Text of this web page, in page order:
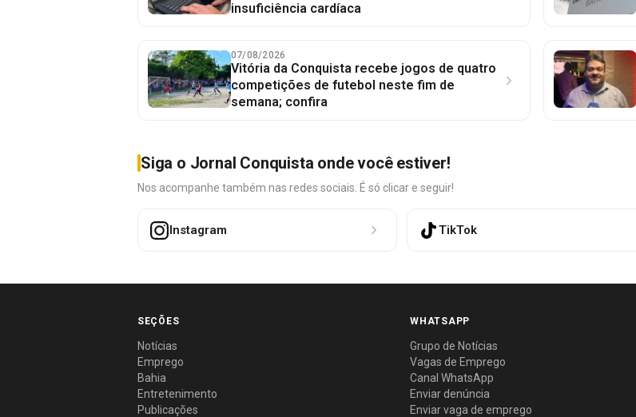
insuficiência cardíaca
07/08/2026
Vitória da Conquista recebe jogos de quatro
competições de futebol neste fim de
semana; confira
Siga o Jornal Conquista onde você estiver!
Nos acompanhe também nas redes sociais. É só clicar e seguir!
Instagram TikTok
SEÇÕES
Notícias
Emprego
Bahia
Entretenimento
Publicações
WHATSAPP
Grupo de Notícias
Vagas de Emprego
Canal WhatsApp
Enviar denúncia
Enviar vaga de emprego